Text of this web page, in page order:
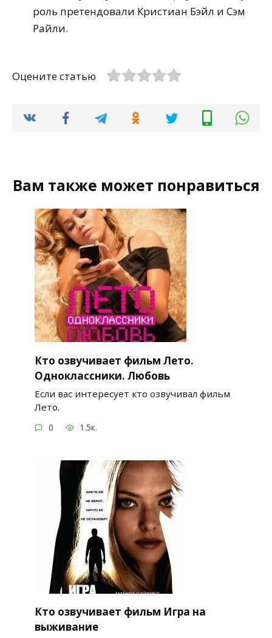
роль претендовали Кристиан Бэйл и Сэм
Райли.
Оцените статью
Вам также может понравиться
Кто озвучивает фильм Лето.
Одноклассники. Любовь
Если вас интересует кто озвучивал фильм
Лето.
0 1.5к.
Кто озвучивает фильм Игра на
выживание